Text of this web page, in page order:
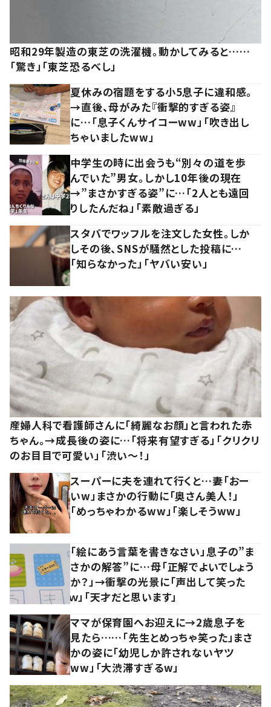
昭和29年製造の東芝の洗濯機。動かしてみると……
「驚き」「東芝恐るべし」
夏休みの宿題をする小5息子に違和感。
→直後、母がみた『衝撃的すぎる姿』
に…「息子くんサイコーww」「吹き出し
ちゃいましたww」
中学生の時に出会うも“別々の道を歩
んでいた”男女。しかし10年後の現在
→”まさかすぎる姿”に…「2人とも遠回
りしたんだね」「素敵過ぎる」
スタバでワッフルを注文した女性。しか
しその後、SNSが騒然とした投稿に…
「知らなかった」「ヤバい安い」
産婦人科で看護師さんに「綺麗なお顔」と言われた赤
ちゃん。→成長後の姿に…「将来有望すぎる」「クリクリ
のお目目で可愛い」「渋い～！」
スーパーに夫を連れて行くと…妻「おー
いw」まさかの行動に「奥さん美人！」
「めっちゃわかるww」「楽しそうww」
「絵にあう言葉を書きなさい」息子の”ま
さかの解答”に…母「正解でよいでしょう
か？」→衝撃の光景に「声出して笑った
ｗ」「天才だと思います」
ママが保育園へお迎えに→2歳息子を
見たら……「先生とめっちゃ笑った」まさ
かの姿に「幼児しか許されないヤツ
ww」「大渋滞すぎるw」